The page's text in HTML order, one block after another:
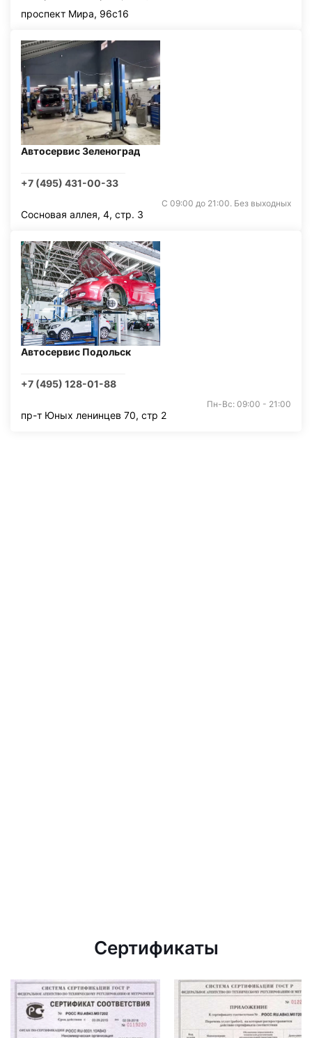
проспект Мира, 96с16
Автосервис Зеленоград
+7 (495) 431-00-33
С 09:00 до 21:00. Без выходных
Сосновая аллея, 4, стр. 3
Автосервис Подольск
+7 (495) 128-01-88
Пн-Вс: 09:00 - 21:00
пр-т Юных ленинцев 70, стр 2
Сертификаты